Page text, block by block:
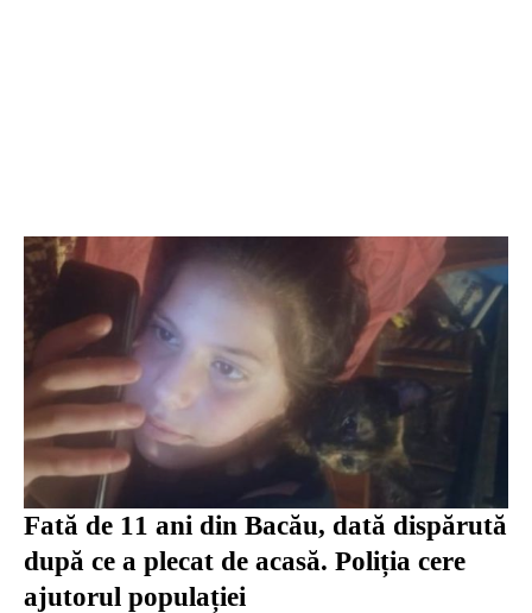
Fată de 11 ani din Bacău, dată dispărută
după ce a plecat de acasă. Poliția cere
ajutorul populației